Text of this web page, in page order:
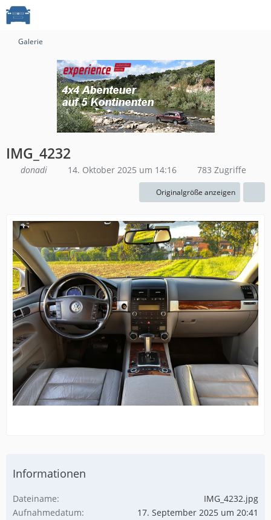
Galerie
IMG_4232
donadi 14. Oktober 2025 um 14:16 783 Zugriffe
Originalgröße anzeigen
Informationen
Dateiname
IMG_4232.jpg
Aufnahmedatum
17. September 2025 um 20:41